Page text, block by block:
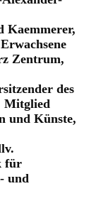
Kaemmerer,
Zentrum,
des
Mitglied
und Künste,
für
und